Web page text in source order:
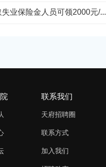
业保险金人员可领2000元/...
联系我们
天府招聘圈
联系方式
加入我们